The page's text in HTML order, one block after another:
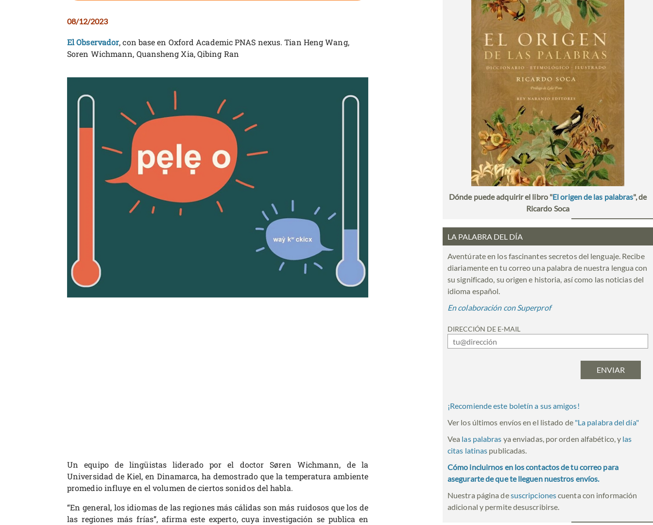
08/12/2023
El Observador, con base en Oxford Academic PNAS nexus. Tian Heng Wang,
Soren Wichmann, Quansheng Xia, Qibing Ran
Un equipo de lingüistas liderado por el doctor Søren Wichmann, de la
Universidad de Kiel, en Dinamarca, ha demostrado que la temperatura ambiente
promedio influye en el volumen de ciertos sonidos del habla.
“En general, los idiomas de las regiones más cálidas son más ruidosos que los de
las regiones más frías”, afirma este experto, cuya investigación se publica en
Dónde puede adquirir el libro "El origen de las palabras", de
Ricardo Soca
LA PALABRA DEL DÍA
Aventúrate en los fascinantes secretos del lenguaje. Recibe
diariamente en tu correo una palabra de nuestra lengua con
su significado, su origen e historia, así como las noticias del
idioma español.
En colaboración con Superprof
DIRECCIÓN DE E-MAIL
¡Recomiende este boletín a sus amigos!
Ver los últimos envíos en el listado de "La palabra del día"
Vea las palabras ya enviadas, por orden alfabético, y las
citas latinas publicadas.
Cómo incluirnos en los contactos de tu correo para
asegurarte de que te lleguen nuestros envíos.
Nuestra página desuscripcionescuenta con información
adicional y permite desuscribirse.